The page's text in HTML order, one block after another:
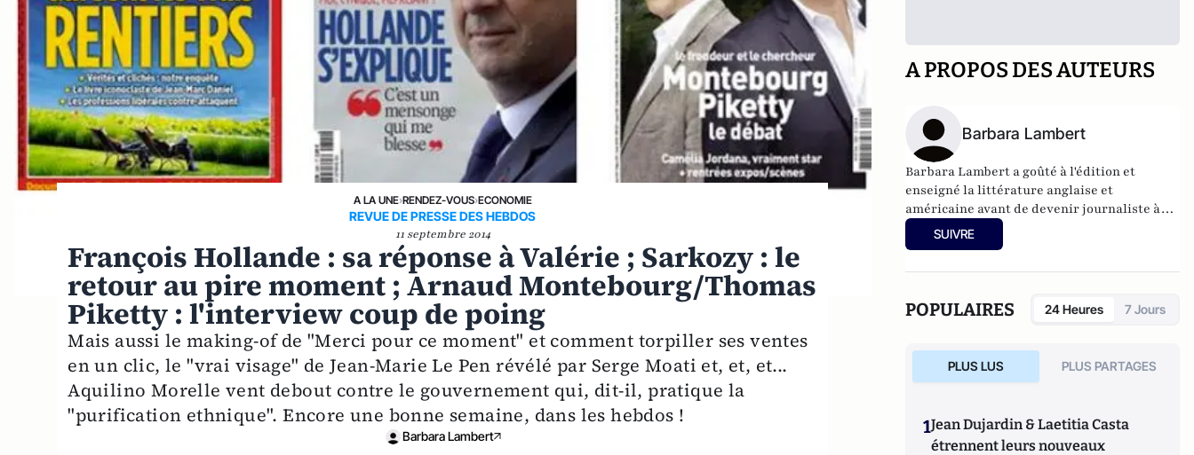
A LA UNE›RENDEZ-VOUS›ECONOMIE
REVUE DE PRESSE DES HEBDOS
11 septembre 2014
François Hollande : sa réponse à Valérie ; Sarkozy : le
retour au pire moment ; Arnaud Montebourg/Thomas
Piketty : l'interview coup de poing
Mais aussi le making-of de "Merci pour ce moment" et comment torpiller ses ventes
en un clic, le "vrai visage" de Jean-Marie Le Pen révélé par Serge Moati et, et, et...
Aquilino Morelle vent debout contre le gouvernement qui, dit-il, pratique la
"purification ethnique". Encore une bonne semaine, dans les hebdos !
Barbara Lambert
A PROPOS DES AUTEURS
Barbara Lambert
Barbara Lambert a goûté à l'édition et
enseigné la littérature anglaise et
américaine avant de devenir journaliste à
"Livres Hebdo". Elle est aujourd'hui
responsable des rubriques société/idées
SUIVRE
POPULAIRES 24 Heures 7 Jours
PLUS LUS PLUS PARTAGES
1Jean Dujardin & Laetitia Casta
étrennent leurs nouveaux